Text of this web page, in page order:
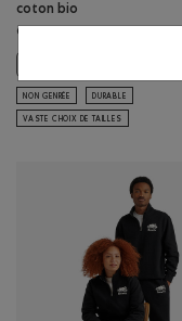
coton bio
98,00$
NON GENRÉE DURABLE
VASTE CHOIX DE TAILLES